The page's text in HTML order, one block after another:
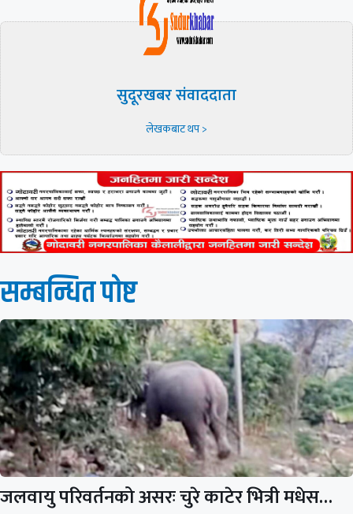
सुदूरखबर संवाददाता
लेखकबाट थप >
सम्बन्धित पाेष्ट
जलवायु परिवर्तनको असरः चुरे काटेर भित्री मधेस…